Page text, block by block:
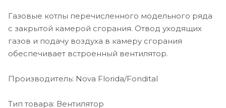
Газовые котлы перечисленного модельного ряда
с закрытой камерой сгорания. Отвод уходящих
газов и подачу воздуха в камеру сгорания
обеспечивает встроенный вентилятор.
Производитель: Nova Florida/Fondital
Тип товара: Вентилятор